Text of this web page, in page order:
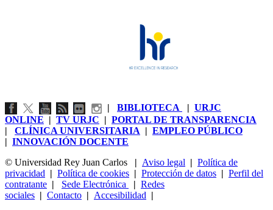
| BIBLIOTECA | URJC
ONLINE | TV URJC | PORTAL DE TRANSPARENCIA
| CLÍNICA UNIVERSITARIA | EMPLEO PÚBLICO
| INNOVACIÓN DOCENTE
© Universidad Rey Juan Carlos
| Aviso legal | Política de
privacidad | Política de cookies | Protección de datos | Perfil del
contratante | Sede Electrónica | Redes
sociales | Contacto | Accesibilidad |